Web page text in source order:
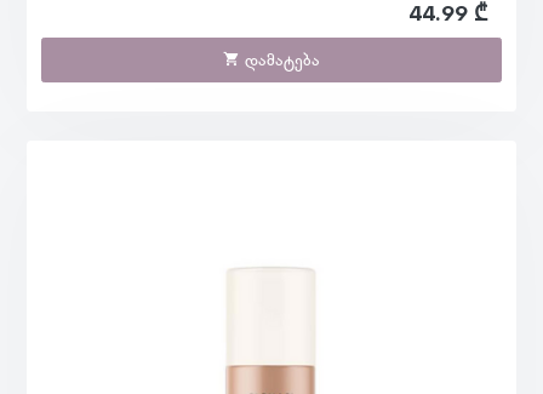
44.99 ₾
დამატება